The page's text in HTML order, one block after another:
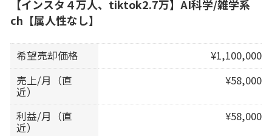
【インスタ４万人、tiktok2.7万】AI科学/雑学系
ch【属人性なし】
希望売却価格
¥1,100,000
売上/月（直
近）
¥58,000
利益/月（直
近）
¥58,000